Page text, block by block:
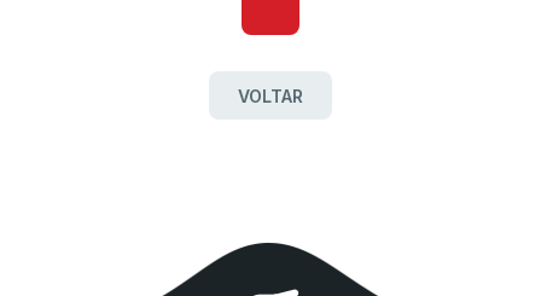
VOLTAR